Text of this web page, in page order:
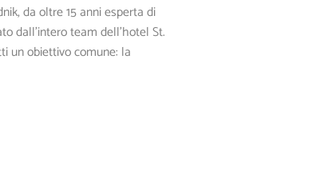
da oltre 15 anni esperta di
dall’intero team dell’hotel St.
un obiettivo comune: la